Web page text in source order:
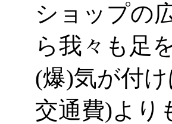
ショップの
ら我々も足
(爆)気が付
交通費)より